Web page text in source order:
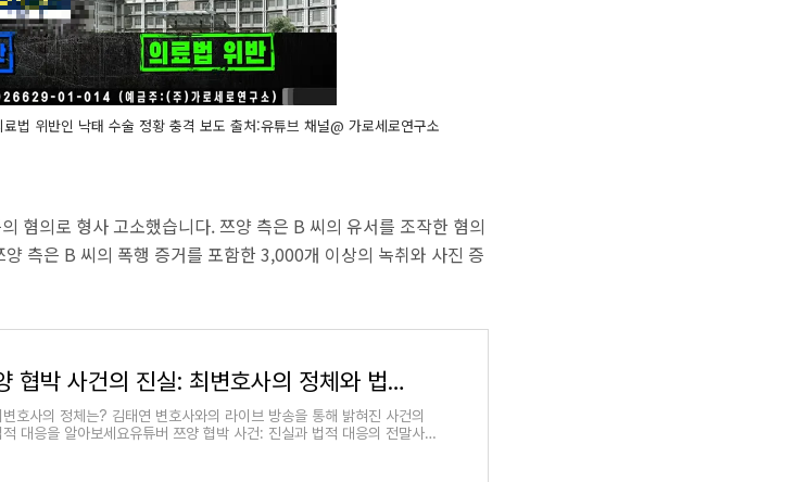
법 위반인 낙태 수술 정황 충격 보도 출처:유튜브 채널@ 가로세로연구소
혐의로 형사 고소했습니다. 쯔양 측은 B 씨의 유서를 조작한 혐의
측은 B 씨의 폭행 증거를 포함한 3,000개 이상의 녹취와 사진 증
유튜버 쯔양 협박 사건의 진실: 최변호사의 정체와 법적 대응
호사의 정체는? 김태연 변호사와의 라이브 방송을 통해 밝혀진 사건의
대응을 알아보세요유튜버 쯔양 협박 사건: 진실과 법적 대응의 전말사건